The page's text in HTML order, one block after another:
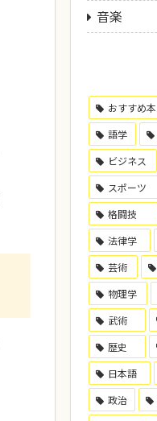
音楽
おすすめ本
語学
ビジネス
スポーツ
格闘技
法律学
芸術
物理学
武術
歴史
日本語
政治